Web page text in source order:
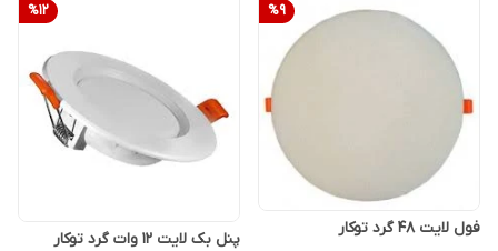
%9
فول لایت 48 گرد توکار
%12
پنل بک لایت 12 وات گرد توکار